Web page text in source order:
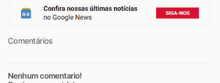
Comentários
Nenhum comentario!